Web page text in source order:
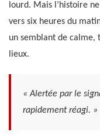
lourd. Mais l’histoire
vers six heures du
un semblant de
lieux.
« Alertée par le
rapidement réagi. »